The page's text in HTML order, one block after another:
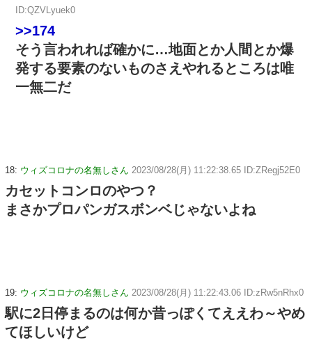
ID:QZVLyuek0
>>174
そう言われれば確かに…地面とか人間とか爆
発する要素のないものさえやれるところは唯
一無二だ
18: ウィズコロナの名無しさん 2023/08/28(月) 11:22:38.65 ID:ZRegj52E0
カセットコンロのやつ？
まさかプロパンガスボンベじゃないよね
19: ウィズコロナの名無しさん 2023/08/28(月) 11:22:43.06 ID:zRw5nRhx0
駅に2日停まるのは何か昔っぽくてええわ～やめ
てほしいけど